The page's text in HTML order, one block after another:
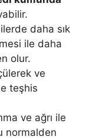
daha sık
ile daha
olur.
ve
teşhis
ve ağrı ile
normalden